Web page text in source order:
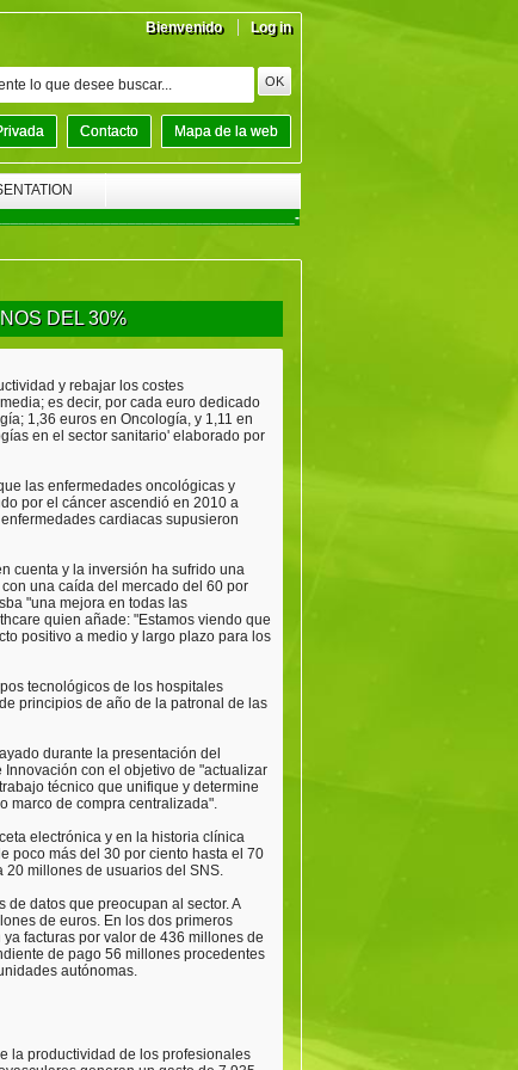
Bienvenido Log in
Contacto Mapa de la web
DEL 30%
y rebajar los costes
es decir, por cada euro dedicado
1,36 euros en Oncología, y 1,11 en
en el sector sanitario' elaborado por
las enfermedades oncológicas y
por el cáncer ascendió en 2010 a
cardiacas supusieron
cuenta y la inversión ha sufrido una
una caída del mercado del 60 por
"una mejora en todas las
quien añade: "Estamos viendo que
positivo a medio y largo plazo para los
tecnológicos de los hospitales
principios de año de la patronal de las
durante la presentación del
con el objetivo de "actualizar
técnico que unifique y determine
marco de compra centralizada".
electrónica y en la historia clínica
poco más del 30 por ciento hasta el 70
20 millones de usuarios del SNS.
datos que preocupan al sector. A
de euros. En los dos primeros
facturas por valor de 436 millones de
de pago 56 millones procedentes
autónomas.
la productividad de los profesionales